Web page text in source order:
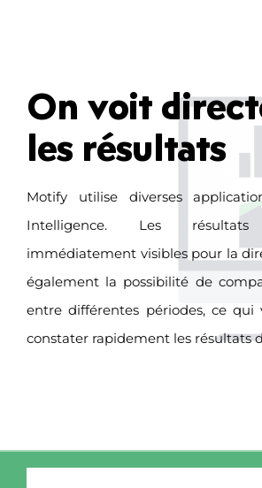
On voit
les résultats
Motify utilise diverses
Intelligence. Les
immédiatement visibles pour la
également la possibilité de
entre différentes périodes, ce qui
constater rapidement les résultats